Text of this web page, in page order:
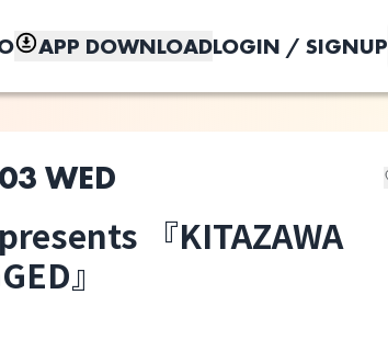
APP DOWNLOADLOGIN / SIGNUP
西村八大 ※本公
演は生音ライブ
WED
『KITAZAWA
』
した